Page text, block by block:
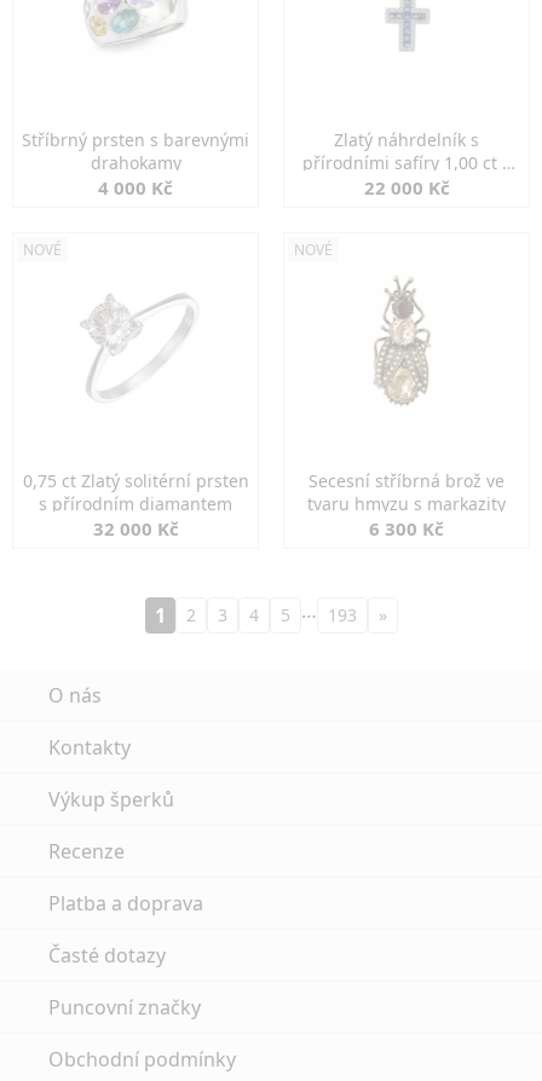
Stříbrný prsten s barevnými
drahokamy
4 000 Kč
Zlatý náhrdelník s
přírodními safíry 1,00 ct a
diamanty
22 000 Kč
NOVÉ
0,75 ct Zlatý solitérní prsten
s přírodním diamantem
32 000 Kč
NOVÉ
Secesní stříbrná brož ve
tvaru hmyzu s markazity
6 300 Kč
1 2 3 4 5 … 193 »
O nás
Kontakty
Výkup šperků
Recenze
Platba a doprava
Časté dotazy
Puncovní značky
Obchodní podmínky